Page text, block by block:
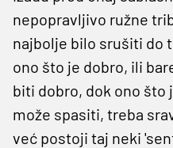
nepopravljivo ružne
najbolje bilo srušiti do
ono što je dobro, ili
biti dobro, dok ono što
može spasiti, treba
već postoji taj neki